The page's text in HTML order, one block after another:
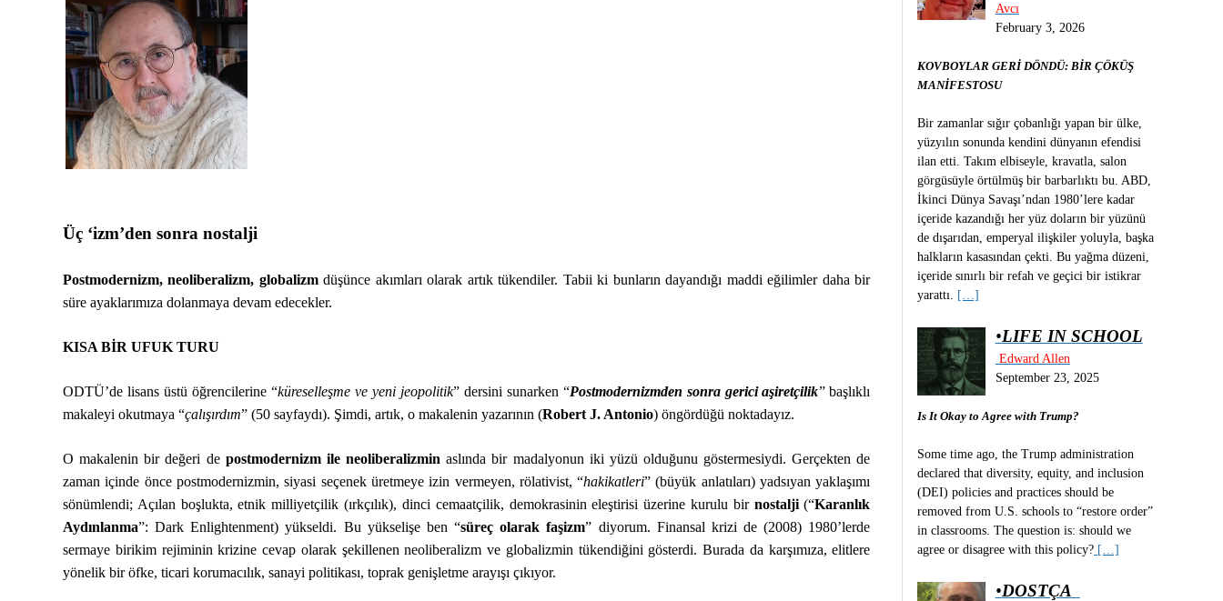
Üç ‘izm’den sonra nostalji
Postmodernizm, neoliberalizm, globalizmdüşünce akımları olarak artık tükendiler. Tabii ki bunların dayandığı maddi eğilimler daha bir
süre ayaklarımıza dolanmaya devam edecekler.
KISA BİR UFUK TURU
ODTÜ’de lisans üstü öğrencilerine “küreselleşme ve yeni jeopolitik” dersini sunarken “Postmodernizmden sonra gerici aşiretçilik” başlıklı
makaleyi okutmaya “çalışırdım” (50 sayfaydı). Şimdi, artık, o makalenin yazarının (Robert J. Antonio) öngördüğü noktadayız.
O makalenin bir değeri de postmodernizm ile neoliberalizmin aslında bir madalyonun iki yüzü olduğunu göstermesiydi. Gerçekten de
zaman içinde önce postmodernizmin, siyasi seçenek üretmeye izin vermeyen, rölativist, “hakikatleri” (büyük anlatıları) yadsıyan yaklaşımı
sönümlendi; Açılan boşlukta, etnik milliyetçilik (ırkçılık), dinci cemaatçilik, demokrasinin eleştirisi üzerine kurulu bir nostalji(“Karanlık
Aydınlanma”: Dark Enlightenment) yükseldi. Bu yükselişe ben “süreç olarak faşizm” diyorum. Finansal krizi de (2008) 1980’lerde
sermaye birikim rejiminin krizine cevap olarak şekillenen neoliberalizm ve globalizmin tükendiğini gösterdi. Burada da karşımıza, elitlere
yönelik bir öfke, ticari korumacılık, sanayi politikası, toprak genişletme arayışı çıkıyor.
Avcı
February 3, 2026
KOVBOYLAR GERİ DÖNDÜ: BİR ÇÖKÜŞ
MANİFESTOSU
Bir zamanlar sığır çobanlığı yapan bir ülke,
yüzyılın sonunda kendini dünyanın efendisi
ilan etti. Takım elbiseyle, kravatla, salon
görgüsüyle örtülmüş bir barbarlıktı bu. ABD,
İkinci Dünya Savaşı’ndan 1980’lere kadar
içeride kazandığı her yüz doların bir yüzünü
de dışarıdan, emperyal ilişkiler yoluyla, başka
halkların kasasından çekti. Bu yağma düzeni,
içeride sınırlı bir refah ve geçici bir istikrar
yarattı. […]
•LIFE IN SCHOOL
Edward Allen
September 23, 2025
Is It Okay to Agree with Trump?
Some time ago, the Trump administration
declared that diversity, equity, and inclusion
(DEI) policies and practices should be
removed from U.S. schools to “restore order”
in classrooms. The question is: should we
agree or disagree with this policy? […]
•DOSTÇA